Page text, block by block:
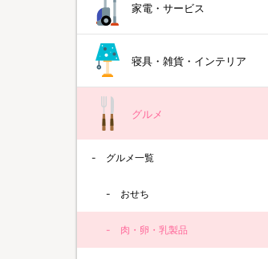
家電・サービス
寝具・雑貨・インテリア
グルメ
グルメ一覧
おせち
肉・卵・乳製品